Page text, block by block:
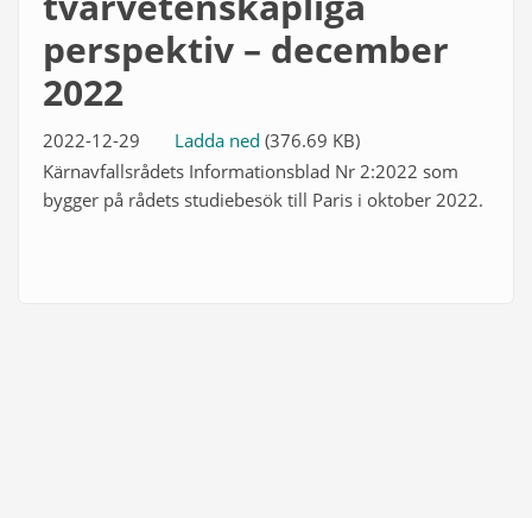
perspektiv – december
2022
2022-12-29 Ladda ned (376.69 KB)
Kärnavfallsrådets Informationsblad Nr 2:2022 som
bygger på rådets studiebesök till Paris i oktober 2022.